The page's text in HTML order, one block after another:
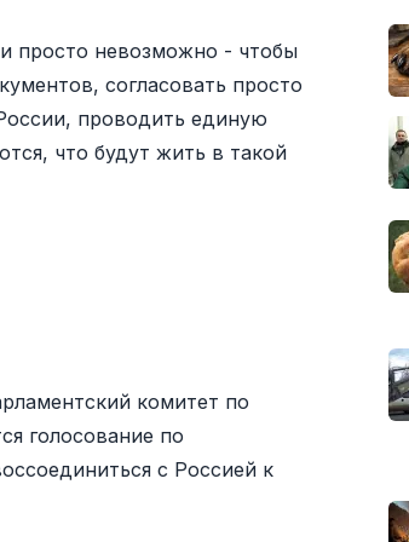
просто невозможно - чтобы
согласовать просто
проводить единую
что будут жить в такой
комитет по
голосование по
с Россией к